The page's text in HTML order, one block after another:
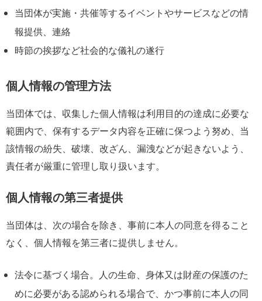
当団体が実施・共催等するイベントやサービスなどの情
報提供、連絡
時節の挨拶など社会的な儀礼の遂行
個人情報の管理方法
当団体では、収集した個人情報は利用目的の達成に必要な
範囲内で、保有するデータ内容を正確に保つよう努め、当
該情報の紛失、破壊、改ざん、漏洩などが起きないよう、
責任者が厳重に管理し取り扱います。
個人情報の第三者提供
当団体は、次の場合を除き、事前に本人の同意を得ること
なく、個人情報を第三者に提供しません。
法令に基づく場合。人の生命、身体又は財産の保護のた
めに必要がある認められる場合で、かつ事前に本人の同